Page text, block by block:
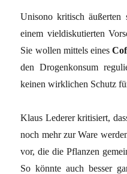
Unisono kritisch äußerten
einem vieldiskutierten
Sie wollen mittels eines
den Drogenkonsum
keinen wirklichen Schutz
Klaus Lederer kritisiert,
noch mehr zur Ware
vor, die die Pflanzen
So könnte auch besser